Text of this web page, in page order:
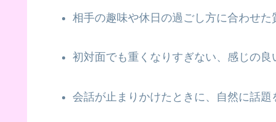
相手の趣味や休日の過ごし方に合わせた
初対面でも重くなりすぎない、感じの良
会話が止まりかけたときに、自然に話